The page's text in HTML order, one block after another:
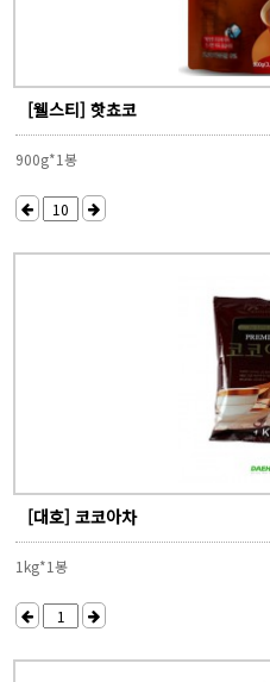
[웰스티] 핫쵸코
900g*1봉
[대호] 코코아차
1kg*1봉